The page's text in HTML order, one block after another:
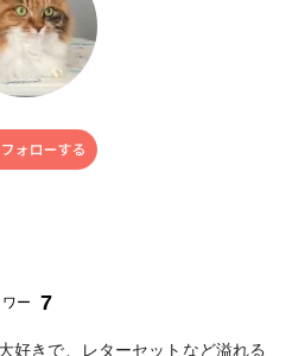
ー 7
好きで、レターセットなど溢れる